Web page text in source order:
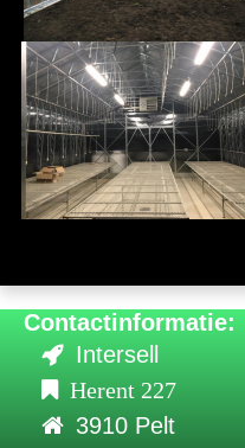
Contactinformatie:
Intersell
Herent 227
3910 Pelt